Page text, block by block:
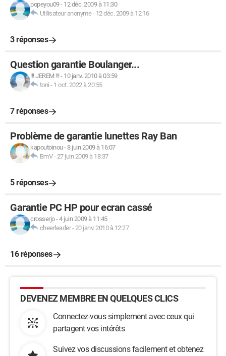
popeyou09- 12 déc. 2009 à 11:30
Utilisateur anonyme- 12 déc. 2009 à 12:16
3 réponses
Question garantie Boulanger...
!!! JEREM !!!- 10 janv. 2010 à 03:59
toni - 1 oct. 2022 à 20:55
7 réponses
Problème de garantie lunettes Ray Ban
kapoutoinou-8 juin 2009 à 16:07
BmV-27 juin 2009 à 18:37
5 réponses
Garantie PC HP pour ecran cassé
crosserjo-4 juin 2009 à 11:45
cheerleader-20 janv. 2010 à 12:27
16 réponses
DEVENEZ MEMBRE EN QUELQUES CLICS
Connectez-vous simplement avec ceux qui
partagent vos intérêts
Suivez vos discussions facilement et obtenez